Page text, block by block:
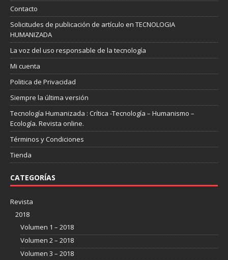
Contacto
Solicitudes de publicación de artículo en TECNOLOGIA
HUMANIZADA
La voz del uso responsable de la tecnología
Mi cuenta
Politica de Privacidad
Siempre la última versión
Tecnología Humanizada : Crítica -Tecnología – Humanismo –
Ecología. Revista online.
Términos y Condiciones
Tienda
CATEGORÍAS
Revista
2018
Volumen 1 – 2018
Volumen 2 – 2018
Volumen 3 – 2018